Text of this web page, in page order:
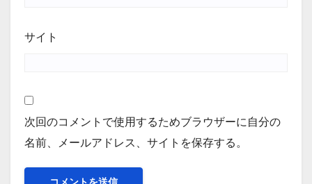
サイト
次回のコメントで使用するためブラウザーに自分の
名前、メールアドレス、サイトを保存する。